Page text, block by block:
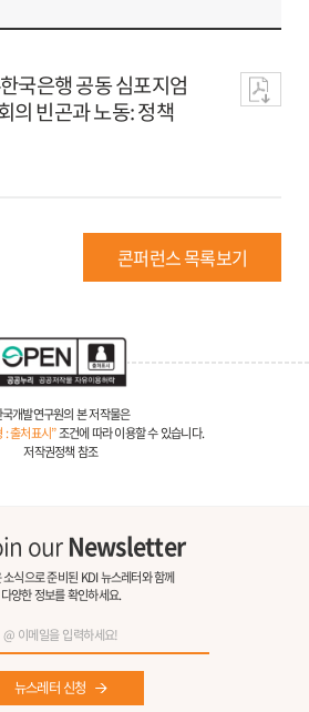
국은행 공동 심포지엄
의 빈곤과 노동: 정책
콘퍼런스 목록보기
개발연구원의 본 저작물은
: 출처표시”조건에 따라 이용할 수 있습니다.
저작권정책 참조
ourNewsletter
소식으로 준비된 KDI 뉴스레터와 함께
다양한 정보를 확인하세요.
뉴스레터 신청